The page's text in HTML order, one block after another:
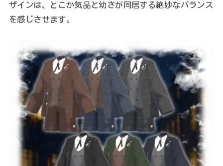
ザインは、どこか気品と幼さが同居する絶妙なバランス
を感じさせます。